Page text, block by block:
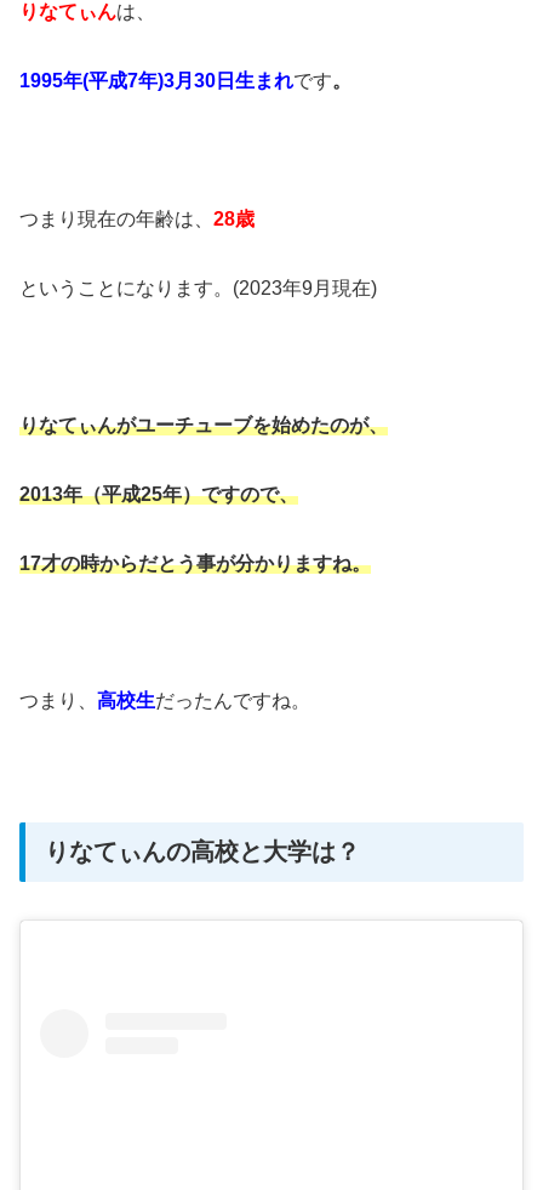
りなてぃんは、
1995年(平成7年)3月30日生まれです。
つまり現在の年齢は、 28歳
ということになります。(2023年9月現在)
りなてぃんがユーチューブを始めたのが、
2013年（平成25年）ですので、
17才の時からだとう事が分かりますね。
つまり、 高校生だったんですね。
りなてぃんの高校と大学は？